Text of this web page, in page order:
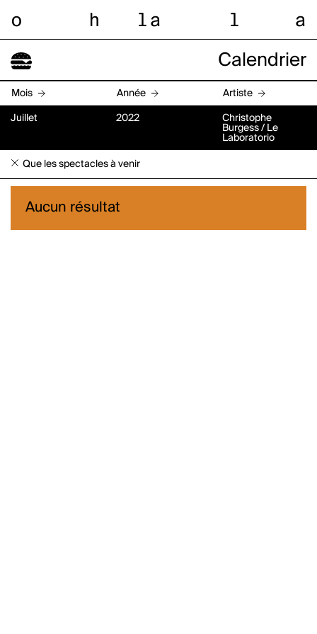
o h l a l a
Calendrier
Mois Année Artiste
Juillet 2022
Christophe
Burgess / Le
Laboratorio
Que les spectacles à venir
Aucun résultat